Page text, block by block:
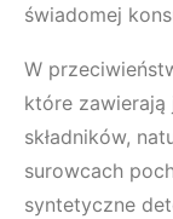
świadomej
W
które zawierają
składników,
surowcach
syntetyczne